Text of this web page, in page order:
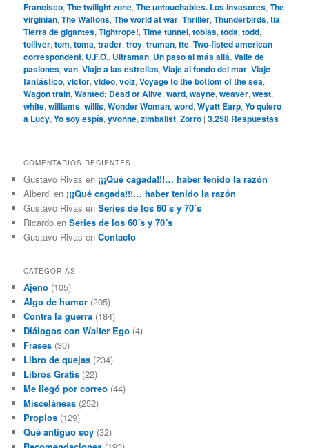
Francisco,The twilight zone,The untouchables. Los invasores,The
virginian,The Waltons,The world at war,Thriller,Thunderbirds,tia,
Tierra de gigantes,Tightrope!,Time tunnel,tobias,toda,todd,
tolliver,tom,toma,trader,troy,truman,tte,Two-fisted american
correspondent, U.F.O., Ultraman, Un paso al más allá,Valle de
pasiones,van,Viaje a las estrellas,Viaje al fondo del mar,Viaje
fantástico,victor,video,volz,Voyage to the bottom of the sea,
Wagon train,Wanted: Dead or Alive,ward,wayne,weaver,west,
white,williams,willis,Wonder Woman,word,Wyatt Earp,Yo quiero
a Lucy,Yo soy espía,yvonne,zimbalist,Zorro |3.258 Respuestas
COMENTARIOS RECIENTES
Gustavo Rivas en ¡¡¡Qué cagada!!!… haber tenido la razón
Alberdi en ¡¡¡Qué cagada!!!… haber tenido la razón
Gustavo Rivas enSeries de los 60´s y 70´s
Ricardo enSeries de los 60´s y 70´s
Gustavo Rivas enContacto
CATEGORÍAS
Ajeno (105)
Algo de humor (205)
Contra la guerra (184)
Diálogos con Walter Ego (4)
Frases (30)
Libro de quejas (234)
Libros Gratis (22)
Me llegó por correo (44)
Misceláneas (252)
Propios (129)
Qué antiguo soy (32)